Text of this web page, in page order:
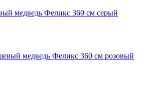
медведь Феликс 360 см серый